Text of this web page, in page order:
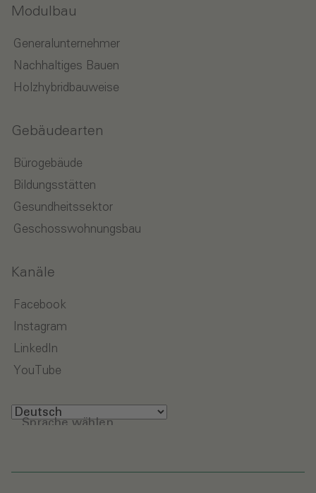
Modulbau
Generalunternehmer
Nachhaltiges Bauen
Holzhybridbauweise
Gebäudearten
Bürogebäude
Bildungsstätten
Gesundheitssektor
Geschosswohnungsbau
Kanäle
Facebook
Instagram
LinkedIn
YouTube
Sprache wählen